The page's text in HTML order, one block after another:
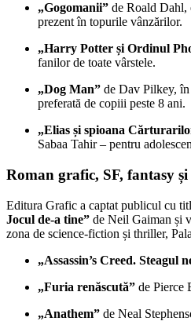
„Gogomanii” de Roald Dahl,
prezent în topurile vânzărilor.
„Harry Potter și Ordinul
fanilor de toate vârstele.
„Dog Man” de Dav Pilkey, în
preferată de copiii peste 8 ani.
„Elias și spioana
Sabaa Tahir – pentru
Roman grafic, SF, fantasy
Editura Grafic a captat publicul cu
Jocul de-a tine” de Neil Gaiman și
zona de science-fiction și thriller,
„Assassin’s Creed. Steagul
„Furia renăscută” de Pierce
„Anathem” de Neal